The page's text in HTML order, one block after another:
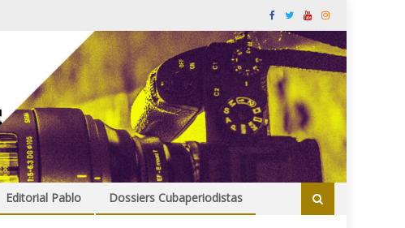
Editorial Pablo Dossiers Cubaperiodistas